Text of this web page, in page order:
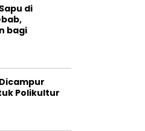
di
bagi
Polikultur